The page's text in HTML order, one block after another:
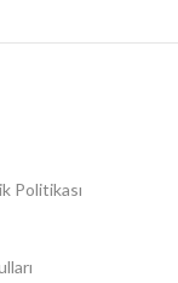
Politikası